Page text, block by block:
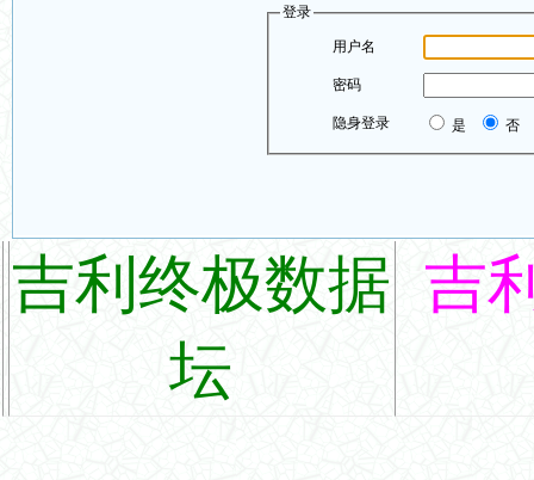
登录
用户名
密码
隐身登录 是 否
吉利终极数据
坛
吉